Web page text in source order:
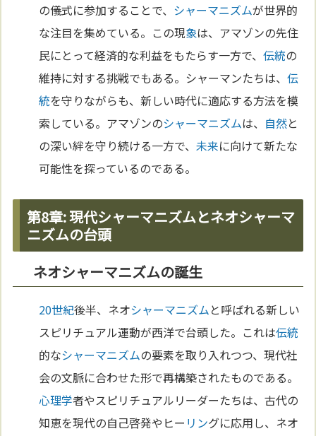
の儀式に参加することで、 シャーマニズムが世界的
な注目を集めている。この現象は、アマゾンの先住
民にとって経済的な利益をもたらす一方で、伝統の
維持に対する挑戦でもある。シャーマンたちは、伝
統を守りながらも、新しい時代に適応する方法を模
索している。アマゾンのシャーマニズムは、 自然と
の深い絆を守り続ける一方で、未来に向けて新たな
可能性を探っているのである。
第8章: 現代シャーマニズムとネオシャーマ
ニズムの台頭
ネオシャーマニズムの誕生
20世紀後半、ネオシャーマニズムと呼ばれる新しい
スピリチュアル運動が西洋で台頭した。これは伝統
的なシャーマニズムの要素を取り入れつつ、現代社
会の文脈に合わせた形で再構築されたものである。
心理学者やスピリチュアルリーダーたちは、古代の
知恵を現代の自己啓発やヒー リングに応用し、ネオ